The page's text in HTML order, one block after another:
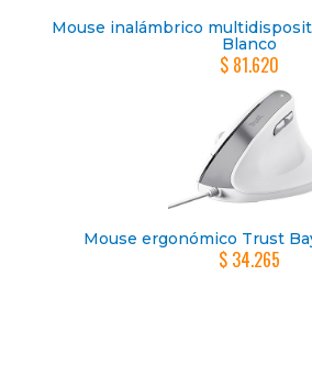
Mouse inalámbrico
Blanco
$ 81.620
Mouse ergonómico Trust
$ 34.265